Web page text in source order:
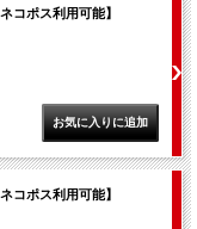
コポス利用可能】
コポス利用可能】